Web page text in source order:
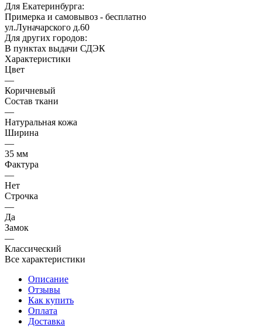
Для Екатеринбурга:
Примерка и самовывоз - бесплатно
ул.Луначарского д.60
Для других городов:
В пунктах выдачи СДЭК
Характеристики
Цвет
—
Коричневый
Состав ткани
—
Натуральная кожа
Ширина
—
35 мм
Фактура
—
Нет
Строчка
—
Да
Замок
—
Классический
Все характеристики
Описание
Отзывы
Как купить
Оплата
Доставка